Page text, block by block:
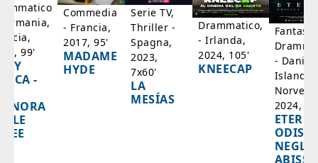
99'
-
Commedia
- Francia,
2017, 95'
MADAME
HYDE
Serie TV,
Thriller -
Spagna,
2023,
7x60'
LA
MESÍAS
Drammatico,
- Irlanda,
2024, 105'
KNEECAP
-
Islanda,
2024,
NEGLI
ABISSI